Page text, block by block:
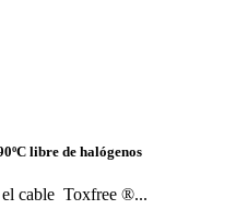
libre de halógenos
el cable Toxfree ®...